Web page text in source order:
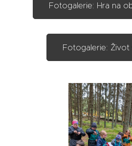
Fotogalerie: Hra na
Fotogalerie: Život